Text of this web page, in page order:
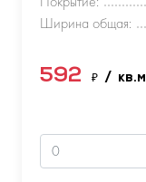
Ширина общая:
592 ₽ / кв.м